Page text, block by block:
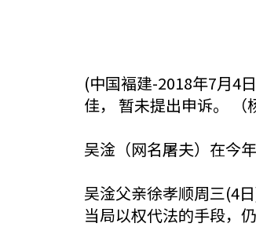
(中国褔建-2018年7月4
佳， 暂未提出申诉。 （
吴淦（网名屠夫）在今
吴淦父亲徐孝顺周三(4
当局以权代法的手段，